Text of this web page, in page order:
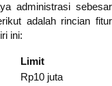
administrasi sebesar
adalah rincian fitur
ini:
Limit
Rp10 juta